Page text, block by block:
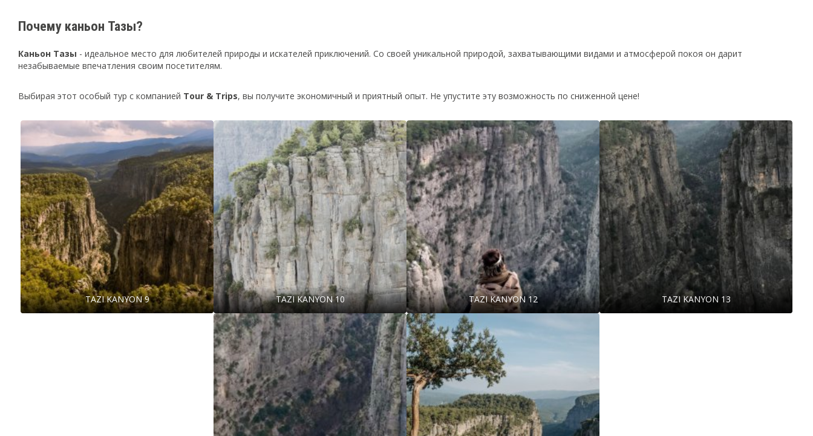
Почему каньон Тазы?
Каньон Тазы - идеальное место для любителей природы и искателей приключений. Со своей уникальной природой, захватывающими видами и атмосферой покоя он дарит
незабываемые впечатления своим посетителям.
Выбирая этот особый тур с компанией Tour & Trips, вы получите экономичный и приятный опыт. Не упустите эту возможность по сниженной цене!
TAZI KANYON 9 TAZI KANYON 10 TAZI KANYON 12 TAZI KANYON 13